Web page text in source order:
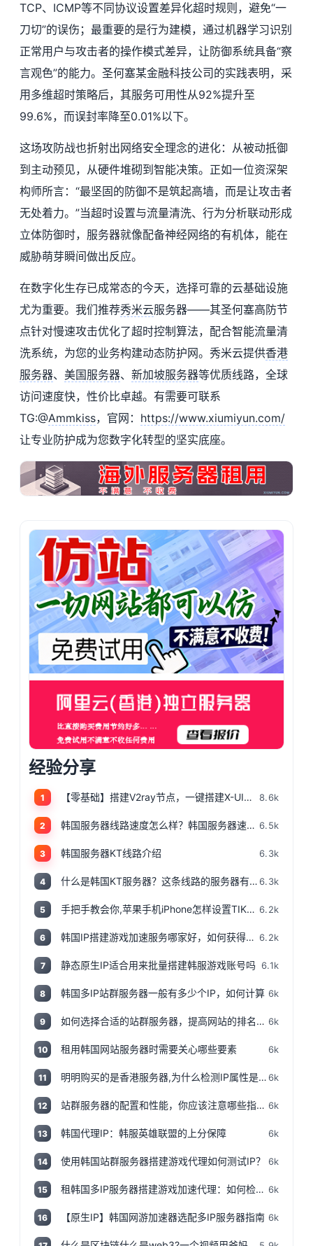
TCP、ICMP等不同协议设置差异化超时规则，避免“一
刀切”的误伤；最重要的是行为建模，通过机器学习识别
正常用户与攻击者的操作模式差异，让防御系统具备“察
言观色”的能力。圣何塞某金融科技公司的实践表明，采
用多维超时策略后，其服务可用性从92%提升至
99.6%，而误封率降至0.01%以下。
这场攻防战也折射出网络安全理念的进化：从被动抵御
到主动预见，从硬件堆砌到智能决策。正如一位资深架
构师所言：“最坚固的防御不是筑起高墙，而是让攻击者
无处着力。”当超时设置与流量清洗、行为分析联动形成
立体防御时，服务器就像配备神经网络的有机体，能在
威胁萌芽瞬间做出反应。
在数字化生存已成常态的今天，选择可靠的云基础设施
尤为重要。我们推荐秀米云服务器——其圣何塞高防节
点针对慢速攻击优化了超时控制算法，配合智能流量清
洗系统，为您的业务构建动态防护网。秀米云提供香港
服务器、 美国服务器、 新加坡服务器等优质线路，全球
访问速度快，性价比卓越。有需要可联系
TG:@Ammkiss，官网： https://www.xiumiyun.com/
让专业防护成为您数字化转型的坚实底座。
经验分享
1 【零基础】搭建V2ray节点，一键搭建X-UI面板，目前最简单、最安全、最稳定的专属节点搭建方法，晚高峰高速稳定，4K秒开的科学上网 8.6k
2 韩国服务器线路速度怎么样？韩国服务器速度测评 6.5k
3 韩国服务器KT线路介绍 6.3k
4 什么是韩国KT服务器？这条线路的服务器有哪些特点？6.3k
5 手把手教会你,苹果手机iPhone怎样设置TIKTOK文的运营环境，手把手教你怎样运营海外抖音 服务器购买 6.2k
6 韩国IP搭建游戏加速服务哪家好，如何获得韩国IP 6.2k
7 静态原生IP适合用来批量搭建韩服游戏账号吗 6.1k
8 韩国多IP站群服务器一般有多少个IP，如何计算 6k
9 如何选择合适的站群服务器，提高网站的排名和流量 6k
10 租用韩国网站服务器时需要关心哪些要素 6k
11 明明购买的是香港服务器,为什么检测IP属性是归美国?「视频+文案」6k
12 站群服务器的配置和性能，你应该注意哪些指标和参数？ 6k
13 韩国代理IP：韩服英雄联盟的上分保障 6k
14 使用韩国站群服务器搭建游戏代理如何测试IP？ 6k
15 租韩国多IP服务器搭建游戏加速代理：如何检测IP地址是否为本地IP 6k
16 【原生IP】韩国网游加速器选配多IP服务器指南 6k